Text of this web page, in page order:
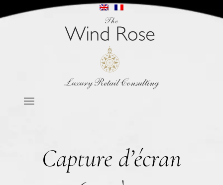
Capture d’écran